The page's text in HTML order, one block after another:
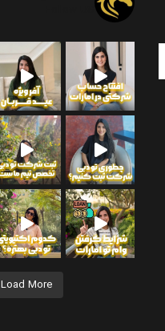
و
اطلاعات بیشتر
Load More